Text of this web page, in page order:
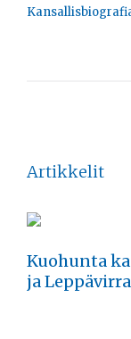
Artikkelit
Kuohunta
ja